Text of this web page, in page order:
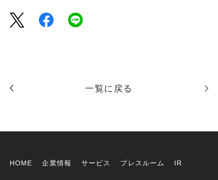
一覧に戻る
HOME 企業情報 サービス プレスルーム IR